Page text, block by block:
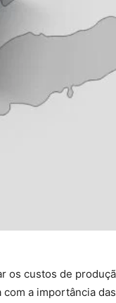
os custos de
a importância